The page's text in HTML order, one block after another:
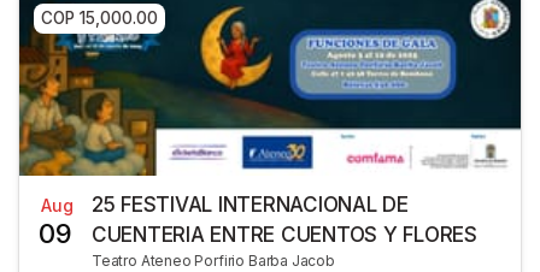
COP 15,000.00
Aug
09
25 FESTIVAL INTERNACIONAL DE
CUENTERIA ENTRE CUENTOS Y FLORES
Teatro Ateneo Porfirio Barba Jacob